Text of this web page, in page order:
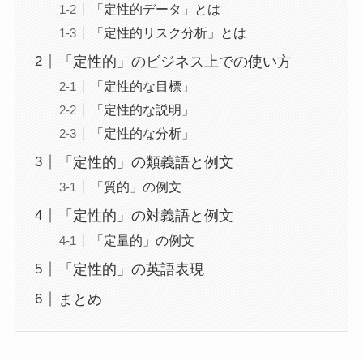
「定性的データ」とは
「定性的リスク分析」とは
「定性的」のビジネス上での使い方
「定性的な目標」
「定性的な説明」
「定性的な分析」
「定性的」の類義語と例文
「質的」の例文
「定性的」の対義語と例文
「定量的」の例文
「定性的」の英語表現
まとめ